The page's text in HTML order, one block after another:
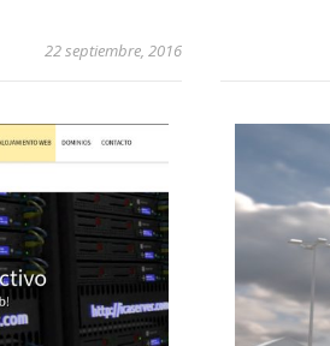
22 septiembre, 2016